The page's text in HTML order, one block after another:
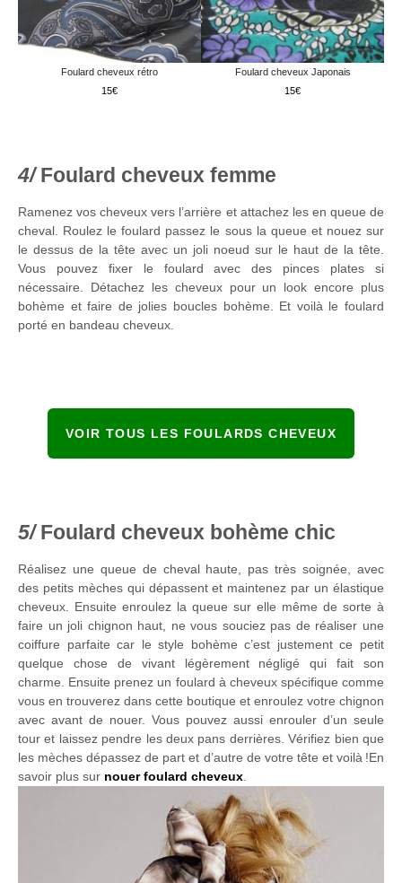
Foulard cheveux rétro
15
Foulard cheveux Japonais
15
Foulard cheveux femme
Ramenez vos cheveux vers l’arrière et attachez les en queue de
cheval. Roulez le foulard passez le sous la queue et nouez sur
le dessus de la tête avec un joli noeud sur le haut de la tête.
Vous pouvez fixer le foulard avec des pinces plates si
nécessaire. Détachez les cheveux pour un look encore plus
bohème et faire de jolies boucles bohème. Et voilà le foulard
porté en bandeau cheveux.
VOIR TOUS LES FOULARDS CHEVEUX
Foulard cheveux bohème chic
Réalisez une queue de cheval haute, pas très soignée, avec
des petits mèches qui dépassent et maintenez par un élastique
cheveux. Ensuite enroulez la queue sur elle même de sorte à
faire un joli chignon haut, ne vous souciez pas de réaliser une
coiffure parfaite car le style bohème c’est justement ce petit
quelque chose de vivant légèrement négligé qui fait son
charme. Ensuite prenez un foulard à cheveux spécifique comme
vous en trouverez dans cette boutique et enroulez votre chignon
avec avant de nouer. Vous pouvez aussi enrouler d’un seule
tour et laissez pendre les deux pans derrières. Vérifiez bien que
les mèches dépassez de part et d’autre de votre tête et voilà !En
savoir plus sur nouer foulard cheveux.